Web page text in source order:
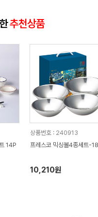
추천상품
14P
상품번호 : 240913
프레스코 믹싱볼4종세트-
10,210원